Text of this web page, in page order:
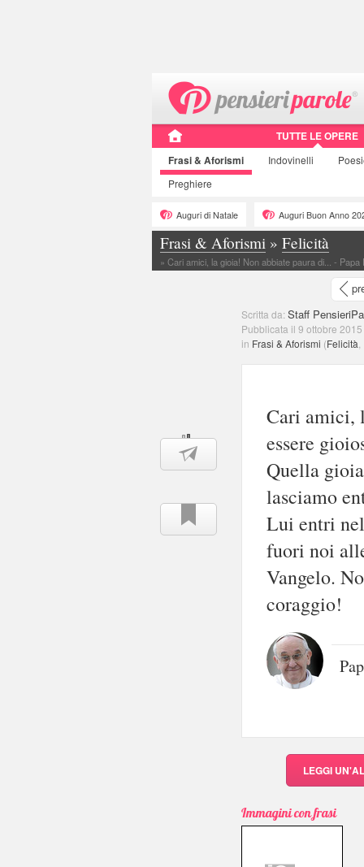
TUTTE LE OPERE
Frasi& Aforismi Indovinelli
Preghiere
Auguri di Natale Auguri Buon Anno
Frasi & Aforismi » Felicità
» Cari amici, la gioia! Non abbiate paura di... -
Scritta da: Staff
Pubblicata il 9 ottobre
in Frasi & Aforismi (Felicità
Cari amici,
essere
Quella
lasciamo
Lui entri
fuori noi
Vangelo.
coraggio!
LEGGI
Immagini con frasi